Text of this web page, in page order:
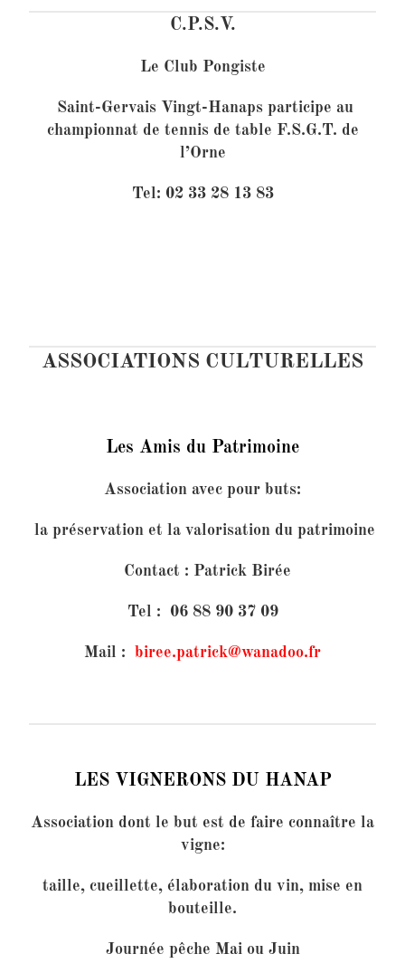
C.P.S.V.
Le Club Pongiste
Saint-Gervais Vingt-Hanaps participe au
championnat de tennis de table F.S.G.T. de
l’Orne
Tel: 02 33 28 13 83
ASSOCIATIONS CULTURELLES
Les Amis du Patrimoine
Association avec pour buts:
la préservation et la valorisation du patrimoine
Contact : Patrick Birée
Tel : 06 88 90 37 09
Mail : biree.patrick@wanadoo.fr
LES VIGNERONS DU HANAP
Association dont le but est de faire connaître la
vigne:
taille, cueillette, élaboration du vin, mise en
bouteille.
Journée pêche Mai ou Juin